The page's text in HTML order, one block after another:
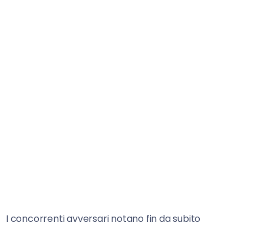
I concorrenti avversari notano fin da subito